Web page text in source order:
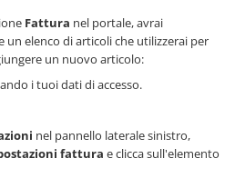
Fattura nel portale, avrai
un elenco di articoli che utilizzerai per
un nuovo articolo:
i tuoi dati di accesso.
nel pannello laterale sinistro,
fattura e clicca sull'elemento